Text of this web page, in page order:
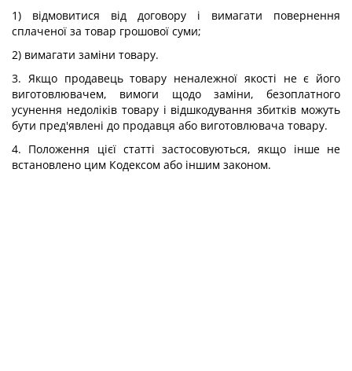
1) відмовитися від договору і вимагати повернення
сплаченої за товар грошової суми;
2) вимагати заміни товару.
3. Якщо продавець товару неналежної якості не є його
виготовлювачем, вимоги щодо заміни, безоплатного
усунення недоліків товару і відшкодування збитків можуть
бути пред'явлені до продавця або виготовлювача товару.
4. Положення цієї статті застосовуються, якщо інше не
встановлено цим Кодексом або іншим законом.